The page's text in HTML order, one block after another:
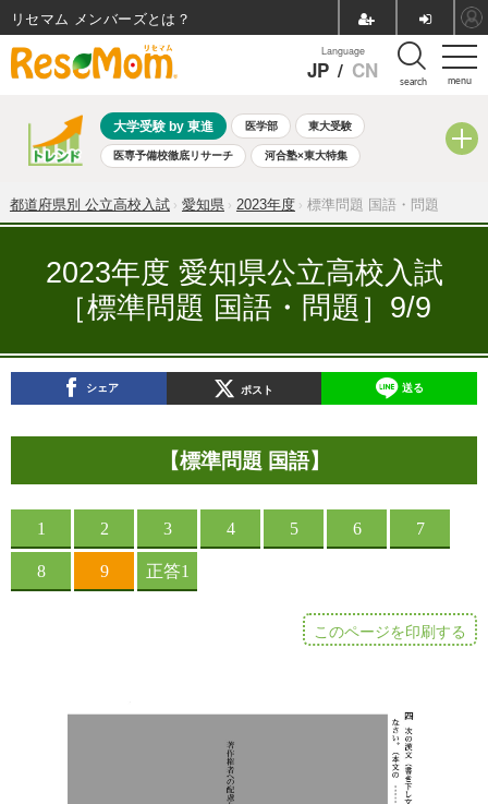
menu
Language
JP / CN search
大学受験 by 東進 医学部 東大受験
医専予備校徹底リサーチ 河合塾×東大特集
共通テスト 夏休み 8月開催学校説明会・相談会
自由研究教材（小学生向け） 自由研究教材（中学生向け）
ランキング
都道府県別 公立高校入試 愛知県 2023年度 標準問題 国語・問題
2023年度 愛知県公立高校入試
［標準問題 国語・問題］9/9
シェア ポスト 送る
【標準問題 国語】
このページを印刷する
リセマム メンバーズ